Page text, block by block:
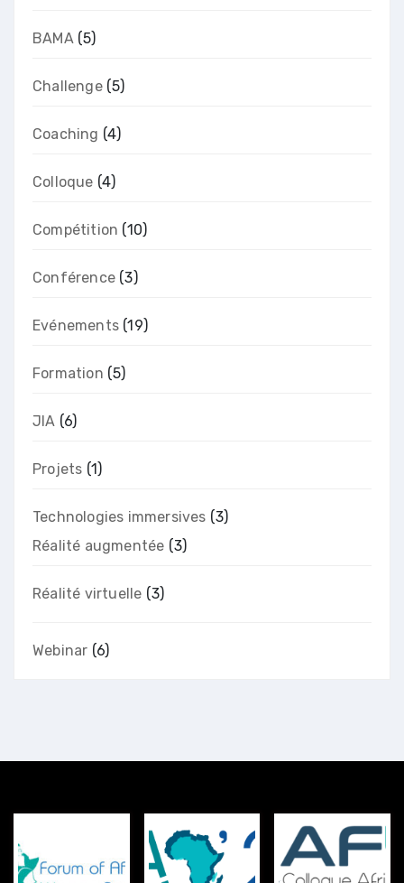
BAMA (5)
Challenge(5)
Coaching (4)
Colloque (4)
Compétition (10)
Conférence (3)
Evénements (19)
Formation (5)
JIA (6)
Projets (1)
Technologies immersives (3)
Réalité augmentée (3)
Réalité virtuelle (3)
Webinar (6)